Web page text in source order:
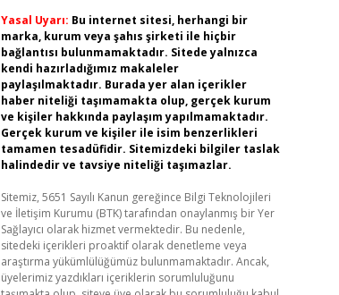
Yasal Uyarı: Bu internet sitesi, herhangi bir
marka, kurum veya şahıs şirketi ile hiçbir
bağlantısı bulunmamaktadır. Sitede yalnızca
kendi hazırladığımız makaleler
paylaşılmaktadır. Burada yer alan içerikler
haber niteliği taşımamakta olup, gerçek kurum
ve kişiler hakkında paylaşım yapılmamaktadır.
Gerçek kurum ve kişiler ile isim benzerlikleri
tamamen tesadüfidir. Sitemizdeki bilgiler taslak
halindedir ve tavsiye niteliği taşımazlar.
Sitemiz, 5651 Sayılı Kanun gereğince Bilgi Teknolojileri
ve İletişim Kurumu (BTK) tarafından onaylanmış bir Yer
Sağlayıcı olarak hizmet vermektedir. Bu nedenle,
sitedeki içerikleri proaktif olarak denetleme veya
araştırma yükümlülüğümüz bulunmamaktadır. Ancak,
üyelerimiz yazdıkları içeriklerin sorumluluğunu